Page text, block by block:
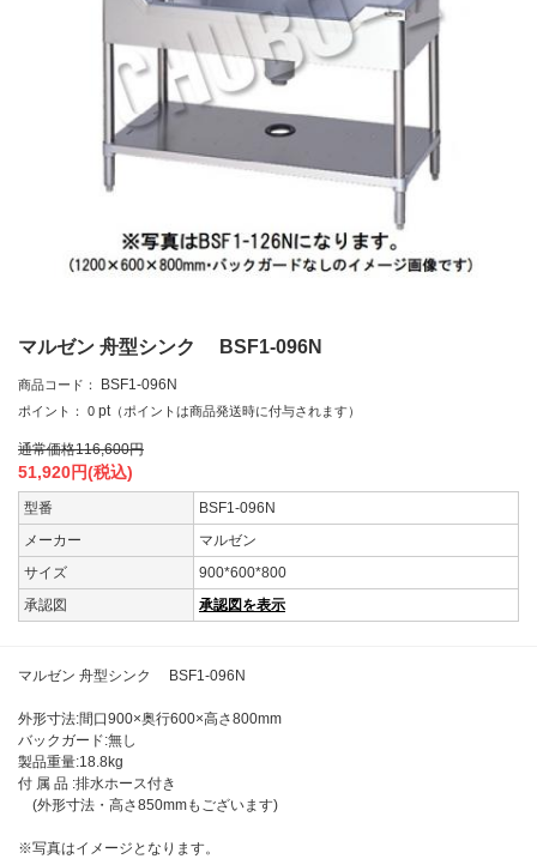
マルゼン 舟型シンク BSF1-096N
商品コード： BSF1-096N
ポイント： 0 pt （ポイントは商品発送時に付与されます）
通常価格116,600円
51,920円(税込)
型番
BSF1-096N
メーカー
マルゼン
サイズ
900*600*800
承認図
承認図を表示
マルゼン 舟型シンク BSF1-096N
外形寸法:間口900×奥行600×高さ800mm
バックガード:無し
製品重量:18.8kg
付 属 品 :排水ホース付き
(外形寸法・高さ850mmもございます)
※写真はイメージとなります。